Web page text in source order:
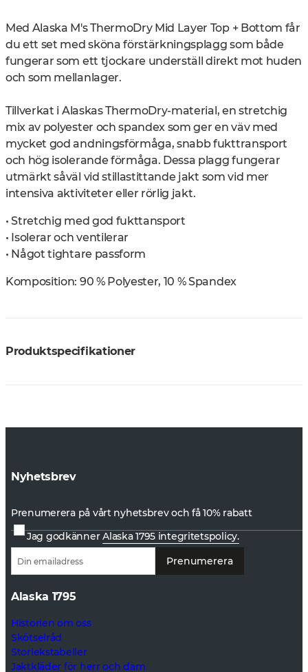
Med Alaska M's ThermoDry Mid Layer Top + Bottom får
du ett set med sköna förstärkningsplagg som både
fungerar som ett tjockare underställ direkt mot huden
och som mellanlager.
Tillverkat i Alaskas ThermoDry-material, en stretchig
mix av polyester och spandex som ger en väv med
mycket god andningsförmåga, snabb fukttransport
och hög isolerande förmåga. Dessa plagg fungerar
utmärkt såväl vid stillastittande jakt som vid mer
intensiva aktiviteter eller rörlig jakt.
• Stretchig med god fukttansport
• Isolerar och ventilerar
• Något tightare passform
Komposition: 90 % Polyester, 10 % Spandex
Produktspecifikationer
Nyhetsbrev
Prenumerera på vårt nyhetsbrev och få 10% rabatt
Jag godkännerAlaska 1795 integritetspolicy.
Prenumerera
Alaska 1795
Historien om oss
Skötselråd
Storlekstabeller
Jaktkläder för herr och dam